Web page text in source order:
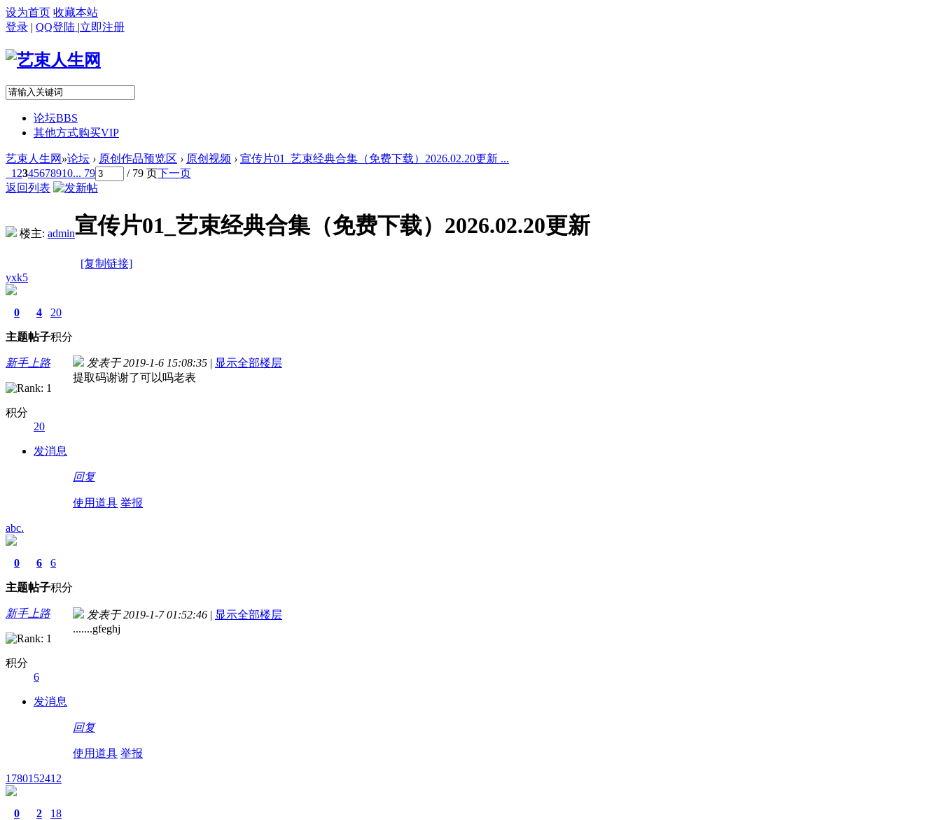
设为首页 收藏本站
登录 | QQ登陆 |立即注册
论坛BBS
其他方式购买VIP
艺束人生网 »论坛 › 原创作品预览区 › 原创视频 › 宣传片01_艺束经典合集（免费下载）2026.02.20更新 ...
1 2345678910... 79 / 79 页下一页
返回列表
楼主: admin宣传片01_艺束经典合集（免费下载）2026.02.20更新
[复制链接]
yxk5
0
主题
4
帖子
20
积分
新手上路
积分
20
发消息
发表于 2019-1-6 15:08:35 | 显示全部楼层
提取码谢谢了可以吗老表
回复
使用道具 举报
abc.
0
主题
6
帖子
6
积分
新手上路
积分
6
发消息
发表于 2019-1-7 01:52:46 | 显示全部楼层
.......gfeghj
回复
使用道具 举报
1780152412
0 2 18